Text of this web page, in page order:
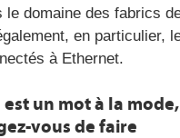
domaine des fabrics
en particulier,
à Ethernet.
un mot à la mode,
vous de faire